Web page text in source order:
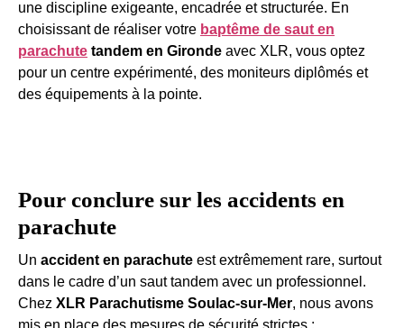
une discipline exigeante, encadrée et structurée. En
choisissant de réaliser votre baptême de saut en
parachute tandem en Gironde avec XLR, vous optez
pour un centre expérimenté, des moniteurs diplômés et
des équipements à la pointe.
Pour conclure sur les accidents en
parachute
Un accident en parachute est extrêmement rare, surtout
dans le cadre d’un saut tandem avec un professionnel.
Chez XLR Parachutisme Soulac-sur-Mer, nous avons
mis en place des mesures de sécurité strictes :